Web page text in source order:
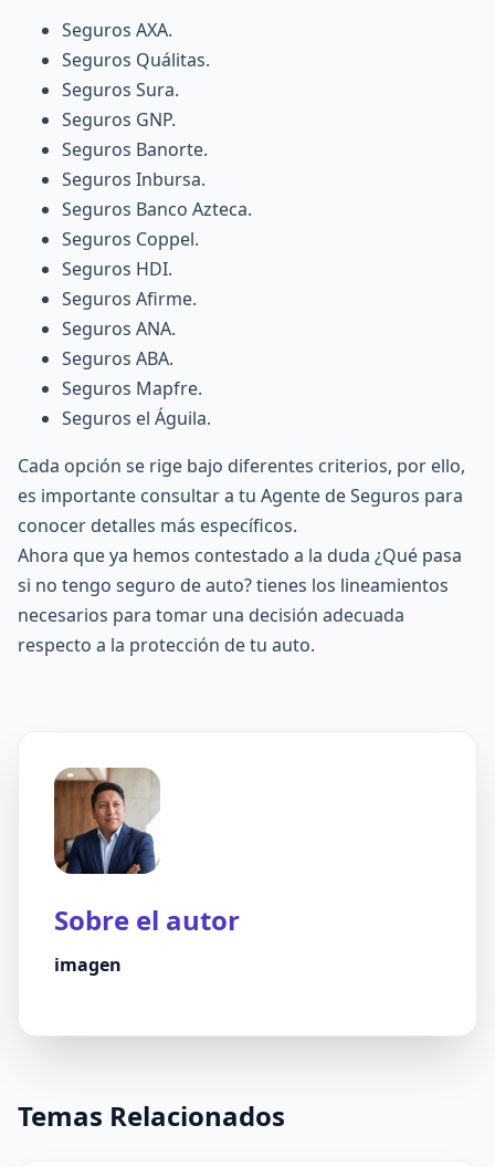
Seguros AXA.
Seguros Quálitas.
Seguros Sura.
Seguros GNP.
Seguros Banorte.
Seguros Inbursa.
Seguros Banco Azteca.
Seguros Coppel.
Seguros HDI.
Seguros Afirme.
Seguros ANA.
Seguros ABA.
Seguros Mapfre.
Seguros el Águila.
Cada opción se rige bajo diferentes criterios, por ello,
es importante consultar a tu Agente de Seguros para
conocer detalles más específicos.
Ahora que ya hemos contestado a la duda ¿Qué pasa
si no tengo seguro de auto? tienes los lineamientos
necesarios para tomar una decisión adecuada
respecto a la protección de tu auto.
Sobre el autor
imagen
Temas Relacionados